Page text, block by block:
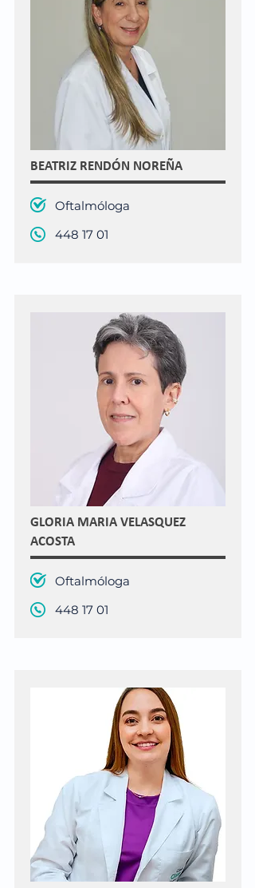
BEATRIZ RENDÓN NOREÑA
Oftalmóloga
448 17 01
GLORIA MARIA VELASQUEZ
ACOSTA
Oftalmóloga
448 17 01